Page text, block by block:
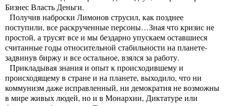
Бизнес Власть Деньги.
Получив наброски Лимонов струсил, как позднее
поступили, все раскрученные персоны…Зная что кризис не
простой, а трусят все и мы бездарно упускаем оставшиеся
считанные годы относительной стабильности на планете-
задвинув биржу и все остальное, взялся за работу.
Прикладывая знания и опыт к происходившему и
происходящему в стране и на планете, выходило, что ни
коммунизм даже исправленный, ни демократия не возможны
в мире живых людей, но и в Монархии, Диктатуре или